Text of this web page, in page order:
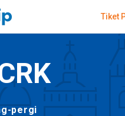
Tiket
pergi